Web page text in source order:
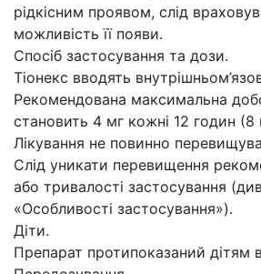
рідкісним проявом, слід
можливість її появи.
Спосіб застосування та дози.
Тіонекс вводять
Рекомендована максимальна
становить 4 мг кожні 12 годин (8
Лікування не повинно
Слід уникати перевищення
або тривалості застосування
«Особливості застосування»).
Діти.
Препарат протипоказаний дітям